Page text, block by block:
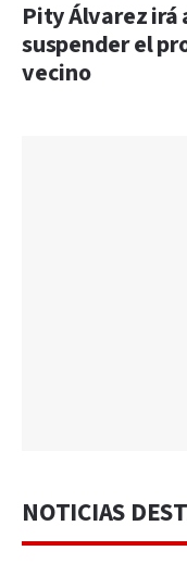
Pity Álvarez irá
suspender el
vecino
NOTICIAS